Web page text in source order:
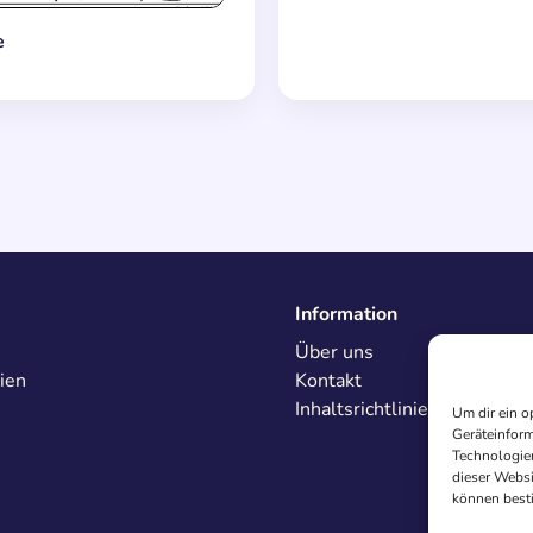
Um dir ein
dieser
können
Information
Über uns
Kontakt
Inhaltsrichtlinien